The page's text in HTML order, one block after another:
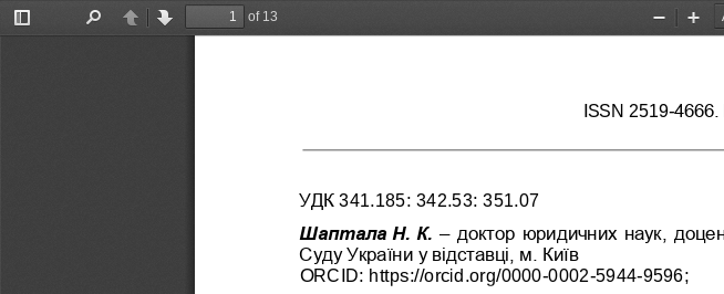
Toggle
PreviousNext
of 13
Zoom
ISSN 2519-4666.
УДК 341.185: 342.53: 351.07
Шаптала Н. К. – доктор юридичних наук,
Суду України у відставці, м. Київ
ORCID: https://orcid.org/0000-0002-5944-9596;